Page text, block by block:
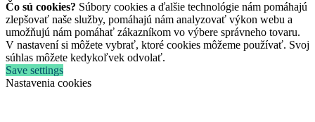
Čo sú cookies? Súbory cookies a ďalšie technológie nám pomáhajú
zlepšovať naše služby, pomáhajú nám analyzovať výkon webu a
umožňujú nám pomáhať zákazníkom vo výbere správneho tovaru.
V nastavení si môžete vybrať, ktoré cookies môžeme používať. Svoj
súhlas môžete kedykoľvek odvolať.
Save settings
Nastavenia cookies